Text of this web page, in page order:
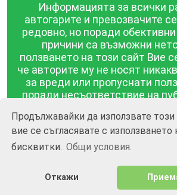
Продължавайки да използвате този
вие се съгласявате с използването
бисквитки. Общи условия.
Откажи
Информацията за всички
автогарите и превозвачите
редовно, но поради
причини са възможни
ползването на този сайт Вие
че авторите му не носят
за вреди или пропуснати
поради несъответствие на
публикувана в този сайт се
такава каквато е, без
съответствието ѝ с
BGrazpisanie.com © 2008 -
Изработка на